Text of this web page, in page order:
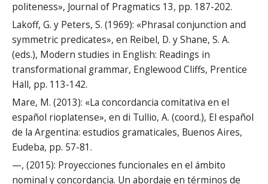
politeness», Journal of Pragmatics 13, pp. 187-202.
Lakoff, G. y Peters, S. (1969): «Phrasal conjunction and
symmetric predicates», en Reibel, D. y Shane, S. A.
(eds.), Modern studies in English: Readings in
transformational grammar, Englewood Cliffs, Prentice
Hall, pp. 113-142.
Mare, M. (2013): «La concordancia comitativa en el
español rioplatense», en di Tullio, A. (coord.), El español
de la Argentina: estudios gramaticales, Buenos Aires,
Eudeba, pp. 57-81.
—, (2015): Proyecciones funcionales en el ámbito
nominal y concordancia. Un abordaje en términos de